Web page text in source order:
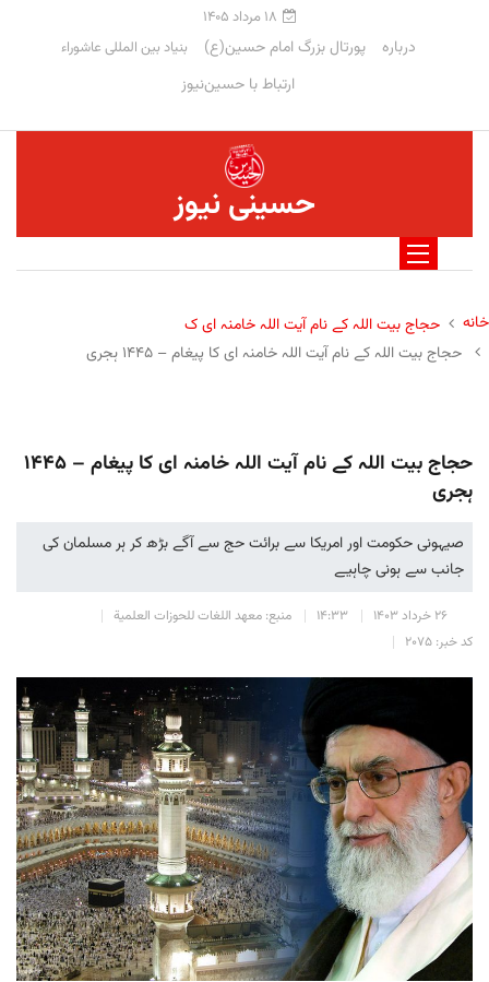
۱۸ مرداد ۱۴۰۵
درباره پورتال بزرگ امام حسین(ع) بنیاد بین المللی عاشوراء
ارتباط با حسین‌نیوز
حسینی نیوز
خانه
حجاج بیت اللہ کے نام آیت اللہ خامنہ ای ک
حجاج بیت اللہ کے نام آیت اللہ خامنہ ای کا پیغام – ۱۴۴۵ ہجری
حجاج بیت اللہ کے نام آیت اللہ خامنہ ای کا پیغام – ۱۴۴۵
ہجری
صیہونی حکومت اور امریکا سے برائت حج سے آگے بڑھ کر ہر مسلمان کی
جانب سے ہونی چاہیے
۲۶ خرداد ۱۴۰۳ ۱۴:۳۳
منبع: معهد اللغات للحوزات العلمیة
کد خبر: ۲۰۷۵